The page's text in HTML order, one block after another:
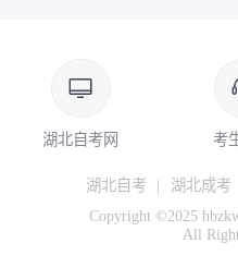
湖北自考网 考
湖北自考 | 湖北成考
Copyright ©2025
All